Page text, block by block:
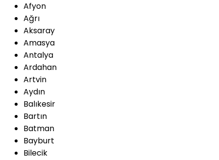
Afyon
Ağrı
Aksaray
Amasya
Antalya
Ardahan
Artvin
Aydın
Balıkesir
Bartın
Batman
Bayburt
Bilecik